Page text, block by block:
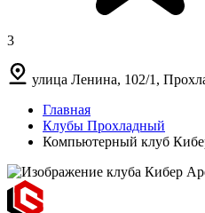
3
улица Ленина, 102/1,
Главная
Клубы Прохладный
Компьютерный клуб